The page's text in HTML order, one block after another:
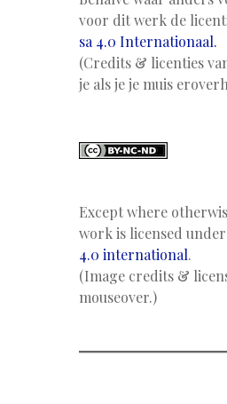
voor dit werk de
sa 4.0 Internationaal.
(Credits & licenties
je als je je muis
Except where
work is licensed under
4.0 international.
(Image credits &
mouseover.)